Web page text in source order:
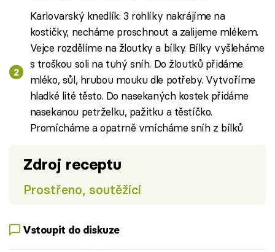
Karlovarský knedlík: 3 rohlíky nakrájíme na
kostičky, necháme proschnout a zalijeme mlékem.
Vejce rozdělíme na žloutky a bílky. Bílky vyšleháme
s troškou soli na tuhý sníh. Do žloutků přidáme
mléko, sůl, hrubou mouku dle potřeby. Vytvoříme
hladké lité těsto. Do nasekaných kostek přidáme
nasekanou petrželku, pažitku a těstíčko.
Promícháme a opatrně vmícháme sníh z bílků
Zdroj receptu
Prostřeno, soutěžící
Vstoupit do diskuze